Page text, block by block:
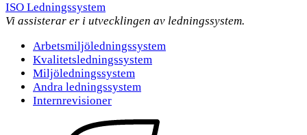
ISO Ledningssystem
Vi assisterar er i utvecklingen av ledningssystem.
Arbetsmiljöledningssystem
Kvalitetsledningssystem
Miljöledningssystem
Andra ledningssystem
Internrevisioner